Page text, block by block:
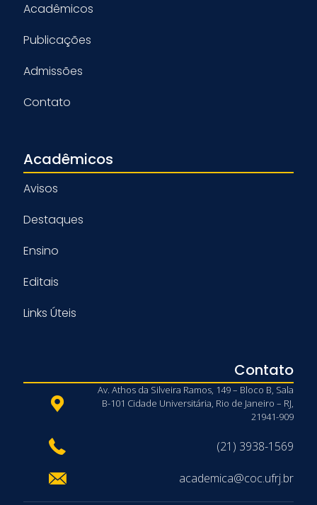
Acadêmicos
Publicações
Admissões
Contato
Acadêmicos
Avisos
Destaques
Ensino
Editais
Links Úteis
Contato
Av. Athos da Silveira Ramos, 149 – Bloco B, Sala
B-101 Cidade Universitária, Rio de Janeiro – RJ,
21941-909
(21) 3938-1569
academica@coc.ufrj.br